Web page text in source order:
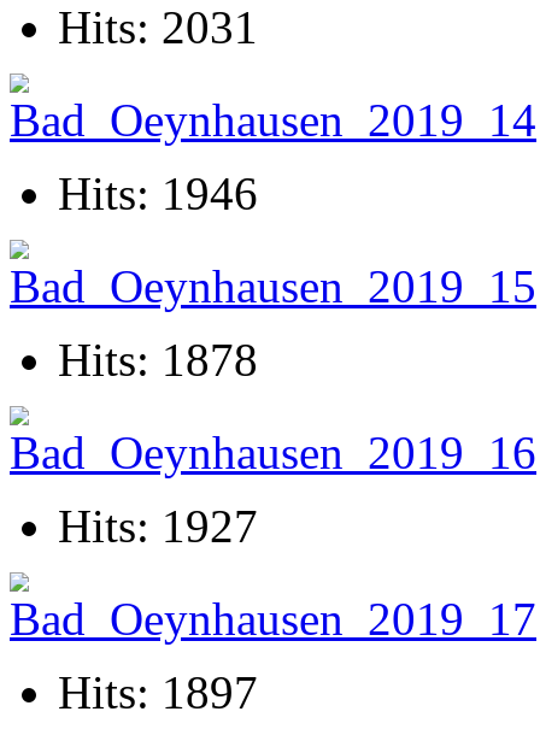
Hits: 2031
Hits: 1946
Hits: 1878
Hits: 1927
Hits: 1897